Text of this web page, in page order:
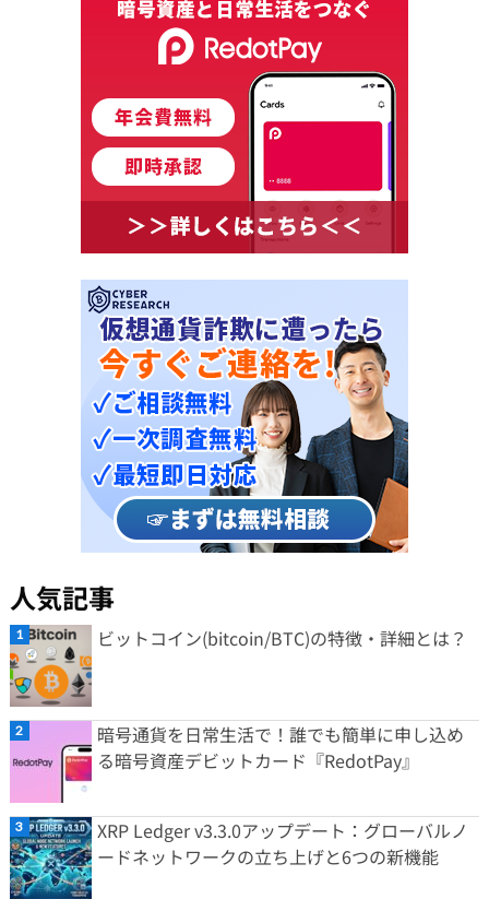
人気記事
ビットコイン(bitcoin/BTC)の特徴・詳細とは？
暗号通貨を日常生活で！誰でも簡単に申し込め
る暗号資産デビットカード『RedotPay』
XRP Ledger v3.3.0アップデート：グローバルノ
ードネットワークの立ち上げと6つの新機能